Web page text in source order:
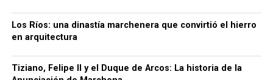
Luis Cristóbal no solo era un noble con influencia
política, sino también un gran mecenas.Su
replicar en Marchena el esplendor artístico de
Madrid y Sevilla. En su afán por coleccionar arte de
Los Ríos: una dinastía marchenera que convirtió el hierro
en arquitectura
Tiziano, Felipe II y el Duque de Arcos: La historia de la